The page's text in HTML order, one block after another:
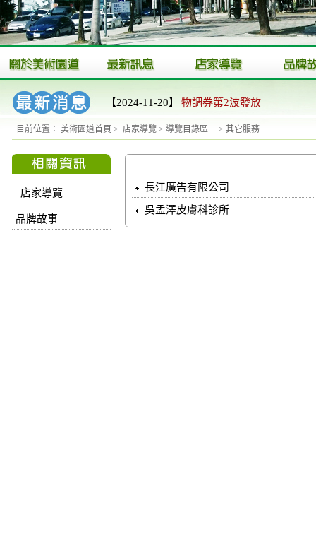
【2024-11-20】 物調券第2波發放
目前位置： 美術園道首頁 > 店家導覽 > 導覽目錄區 > 其它服務
店家導覽
品牌故事
長江廣告有限公司
吳孟澤皮膚科診所